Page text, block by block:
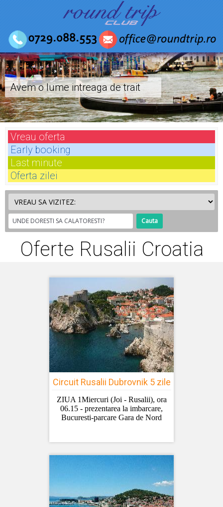
Avem o lume intreaga de trait
Vreau oferta
Early booking
Last minute
Oferta zilei
Oferte Rusalii Croatia
Circuit Rusalii Dubrovnik 5 zile
ZIUA 1Miercuri (Joi - Rusalii), ora
06.15 - prezentarea la imbarcare,
Bucuresti-parcare Gara de Nord